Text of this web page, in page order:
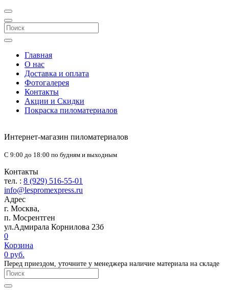
Главная
О нас
Доставка и оплата
Фотогалерея
Контакты
Акции и Скидки
Покраска пиломатериалов
Интернет-магазин пиломатериалов
С 9:00 до 18:00 по будням и выходным
Контакты
тел. : 8 (929) 516-55-01
info@lespromexpress.ru
Адрес
г. Москва,
п. Мосрентген
ул.Адмирала Корнилова 23б
0
Корзина
0 руб.
Перед приездом, уточните у менеджера наличие материала на складе